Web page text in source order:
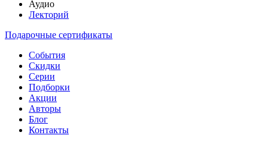
Аудио
Лекторий
Подарочные сертификаты
События
Скидки
Серии
Подборки
Акции
Авторы
Блог
Контакты